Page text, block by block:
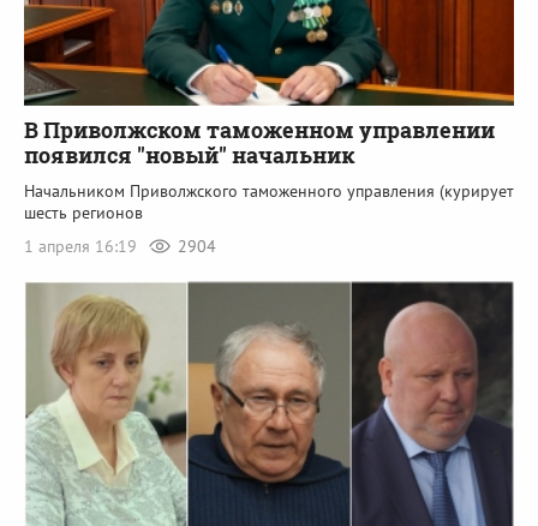
В Приволжском таможенном управлении
появился "новый" начальник
Начальником Приволжского таможенного управления (курирует
шесть регионов
1 апреля 16:19
2904